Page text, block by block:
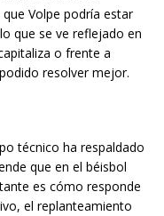
Volpe podría estar
que se ve reflejado en
o frente a
resolver mejor.
técnico ha respaldado
que en el béisbol
es cómo responde
el replanteamiento